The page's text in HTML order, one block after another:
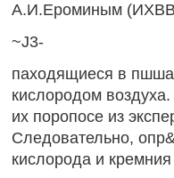
А.И.Ероминым
~J3-
паходящиеся в
кислородом
их поропосе из
Следовательно,
кислорода и